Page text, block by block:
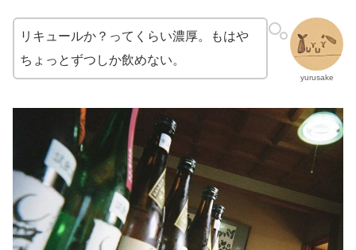
yurusake
リキュールか？ってくらい濃厚。もはや
ちょっとずつしか飲めない。